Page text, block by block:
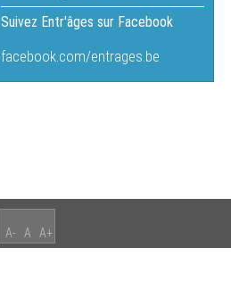
Suivez Entr'âges sur Facebook
facebook.com/entrages.be
A- A A+